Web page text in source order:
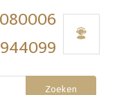
Zoeken